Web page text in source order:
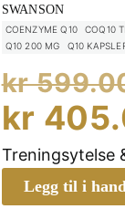
SWANSON
COENZYME Q10 COQ10
Q10 200 MG
Q10
kr
kr
Legg til i
Treningsytelse